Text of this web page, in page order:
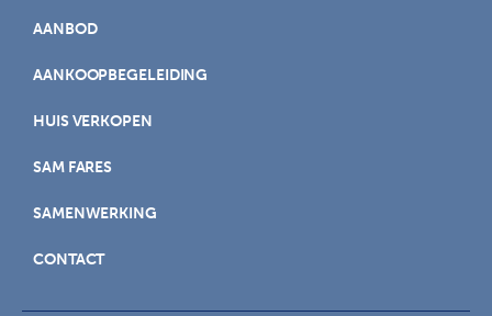
AANBOD
AANKOOPBEGELEIDING
HUIS VERKOPEN
SAM FARES
SAMENWERKING
CONTACT